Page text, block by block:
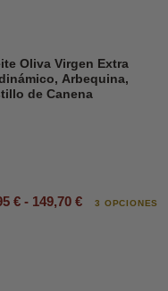
DESCUENTO
Oliva Virgen Extra
Arbequina,
de Canena
€ - 149,70 € 3 OPCIONES